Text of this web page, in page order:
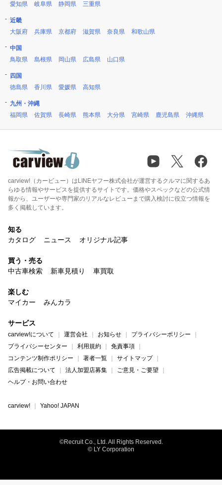
愛知県
岐阜県 静岡県 三重県
近畿
大阪府
兵庫県 京都府 滋賀県 奈良県 和歌山県
中国
鳥取県
島根県 岡山県 広島県 山口県
四国
徳島県
香川県 愛媛県 高知県
九州・沖縄
福岡県
佐賀県 長崎県 熊本県 大分県 宮崎県 鹿児島県 沖縄県
carview!（カービュー）はLINEヤフー株式会社が運営するクルマに関するあ
らゆる情報やサービスを提供するサイトです。価格やスペックなどの公式情
報から、ユーザーや専門家のリアルなレビューまで購入検討に役立つ情報を
多く掲載しています。
知る
カタログ
ニュース オリジナル記事
買う・売る
中古車検索
新車見積り 車買取
楽しむ
マイカー
みんカラ
サービス
carview!について 運営会社 お知らせ
プライバシーポリシー
プライバシーセンター
利用規約
免責事項
コンテンツ制作ポリシー
著者一覧
サイトマップ
広告掲載について
法人加盟店募集
ご意見・ご要望
ヘルプ・お問い合わせ
carview! Yahoo! JAPAN
©Recruit Co., Ltd. All Rights Reserved.
© LY Corporation